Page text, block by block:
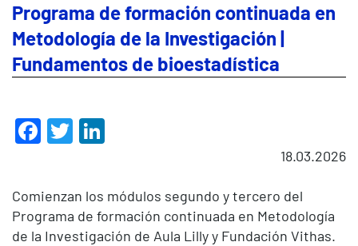
Programa de formación continuada en
Metodología de la Investigación |
Fundamentos de bioestadística
Facebook
Twitter
18.03.2026
Comienzan los módulos segundo y tercero del
Programa de formación continuada en Metodología
de la Investigación de Aula Lilly y Fundación Vithas.